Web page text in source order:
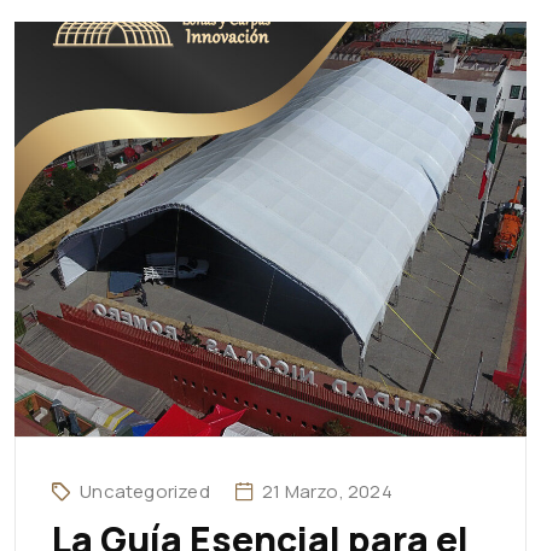
Uncategorized 21 Marzo, 2024
La Guía Esencial para el